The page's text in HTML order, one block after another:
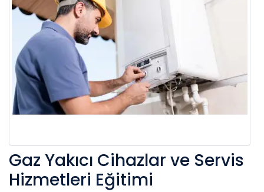
Gaz Yakıcı Cihazlar ve Servis
Hizmetleri Eğitimi